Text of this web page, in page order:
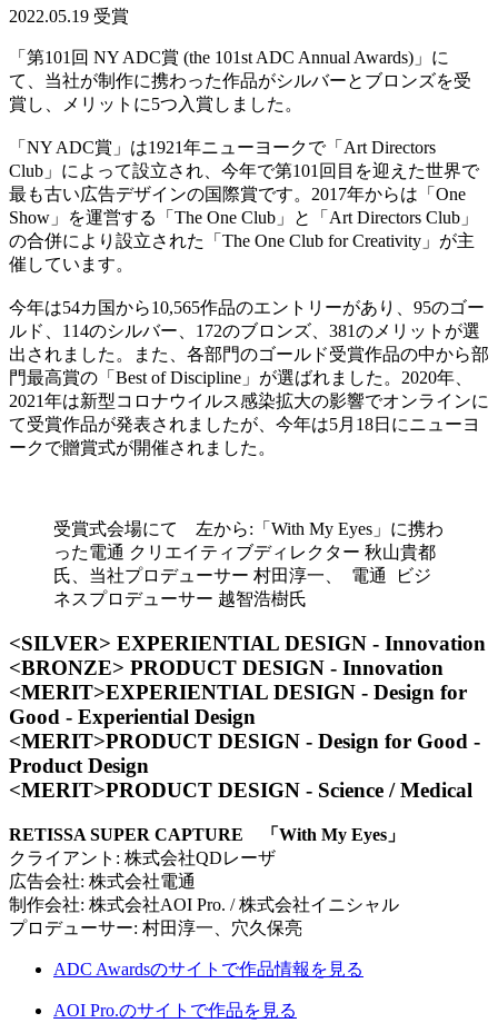
2022.05.19 受賞
「第101回 NY ADC賞 (the 101st ADC Annual Awards)」に
て、当社が制作に携わった作品がシルバーとブロンズを受
賞し、メリットに5つ入賞しました。
「NY ADC賞」は1921年ニューヨークで「Art Directors
Club」によって設立され、今年で第101回目を迎えた世界で
最も古い広告デザインの国際賞です。2017年からは「One
Show」を運営する「The One Club」と「Art Directors Club」
の合併により設立された「The One Club for Creativity」が主
催しています。
今年は54カ国から10,565作品のエントリーがあり、95のゴー
ルド、114のシルバー、172のブロンズ、381のメリットが選
出されました。また、各部門のゴールド受賞作品の中から部
門最高賞の「Best of Discipline」が選ばれました。2020年、
2021年は新型コロナウイルス感染拡大の影響でオンラインに
て受賞作品が発表されましたが、今年は5月18日にニューヨ
ークで贈賞式が開催されました。
受賞式会場にて 左から:「With My Eyes」に携わ
った電通 クリエイティブディレクター 秋山貴都
氏、当社プロデューサー 村田淳一、 電通 ビジ
ネスプロデューサー 越智浩樹氏
<SILVER> EXPERIENTIAL DESIGN - Innovation
<BRONZE> PRODUCT DESIGN - Innovation
<MERIT>EXPERIENTIAL DESIGN - Design for
Good - Experiential Design
<MERIT>PRODUCT DESIGN - Design for Good -
Product Design
<MERIT>PRODUCT DESIGN - Science / Medical
RETISSA SUPER CAPTURE 「With My Eyes」
クライアント: 株式会社QDレーザ
広告会社: 株式会社電通
制作会社: 株式会社AOI Pro. / 株式会社イニシャル
プロデューサー: 村田淳一、穴久保亮
ADC Awardsのサイトで作品情報を見る
AOI Pro.のサイトで作品を見る